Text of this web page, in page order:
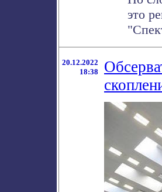
это
20.12.2022
18:38